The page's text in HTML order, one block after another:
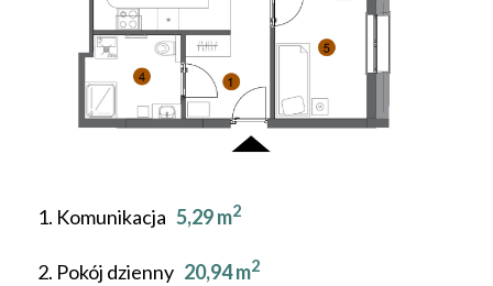
1. Komunikacja 5,29 m2
2. Pokój dzienny 20,94 m2